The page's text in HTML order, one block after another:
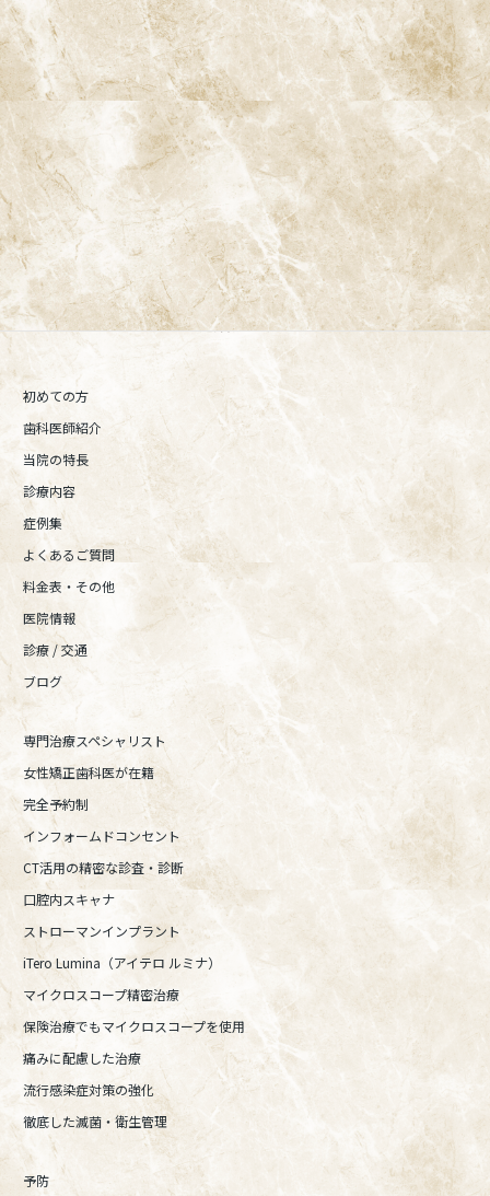
阿佐ヶ谷ことぶき歯科・矯正歯科
〒166-0004 東京都杉並区阿佐谷南3-37-14 第二北原ビル3階
阿佐ヶ谷の歯医者「阿佐ヶ谷ことぶき歯科・矯正歯科」 は、JR中
央線(快速)「阿佐ケ谷駅」徒歩0分 / JR中央/総武線「阿佐ケ谷駅」
徒歩0分 / 東京メトロ丸ノ内線「南阿佐ケ谷駅」徒歩8分の、駅す
ぐでとても通いやすい場所にある歯医者です。杉並区や中野区、新
宿、東京都内、隣接県や遠方からも患者様に来院頂きやすい環境
といえます。評判、口コミ、おすすめなどによってご来院される場
合、アクセスのページより道順をご確認ください。
初めての方
歯科医師紹介
当院の特長
診療内容
症例集
よくあるご質問
料金表・その他
医院情報
診療 / 交通
ブログ
専門治療スペシャリスト
女性矯正歯科医が在籍
完全予約制
インフォームドコンセント
CT活用の精密な診査・診断
口腔内スキャナ
ストローマンインプラント
iTero Lumina（アイテロ ルミナ）
マイクロスコープ精密治療
保険治療でもマイクロスコープを使用
痛みに配慮した治療
流行感染症対策の強化
徹底した滅菌・衛生管理
予防